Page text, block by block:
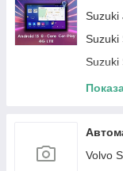
Suzuki
Suzuki
Suzuki
Suzuki
Suzuki
Suzuki
Volvo